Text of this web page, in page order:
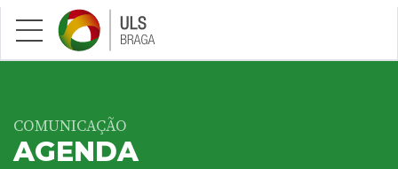
Saltar para conteúdo principal
COMUNICAÇÃO
AGENDA